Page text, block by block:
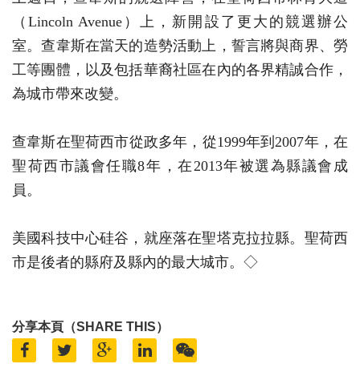
（Lincoln Avenue）上，新開設了更大的競選辦公
室。查韋斯在當天的造勢活動上，誓言將與商界、勞
工等團體，以及包括華裔社區在內的各界精誠合作，
為城市帶來改變。
查韋斯在聖荷西市從政多年，從1999年到2007年，在
聖荷西市議會任職8年，在2013年被選為縣議會成
員。
美國科技中心硅谷，就座落在聖塔克拉拉縣。聖荷西
市是後者的縣府及縣內的最大城市。◇
分享本頁（SHARE THIS）